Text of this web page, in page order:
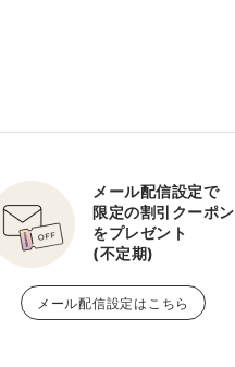
メール配信設定で
限定の割引クーポン
をプレゼント
(不定期)
メール配信設定はこちら